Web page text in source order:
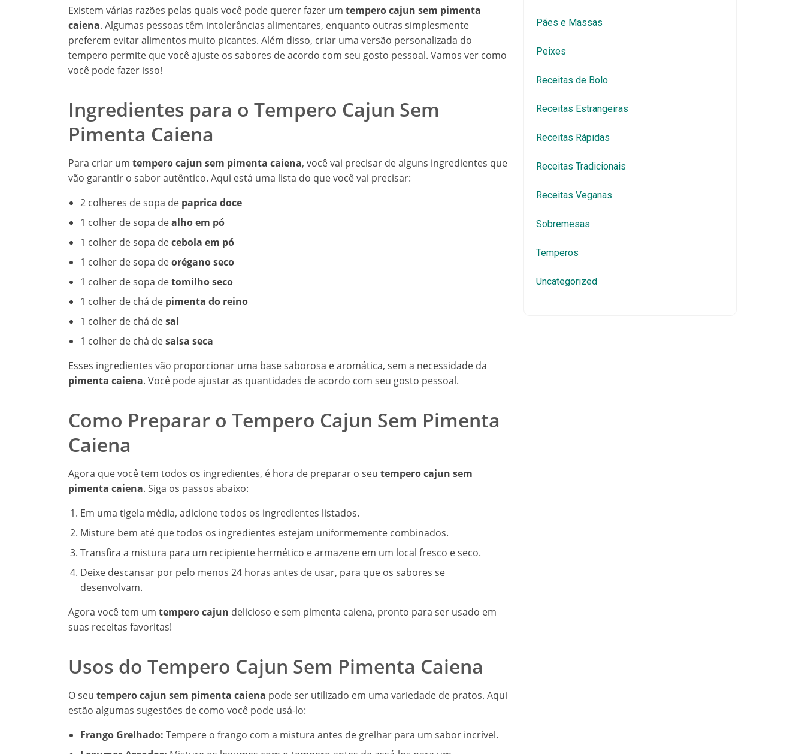
Existem várias razões pelas quais você pode querer fazer um tempero cajun sem pimenta
caiena. Algumas pessoas têm intolerâncias alimentares, enquanto outras simplesmente
preferem evitar alimentos muito picantes. Além disso, criar uma versão personalizada do
tempero permite que você ajuste os sabores de acordo com seu gosto pessoal. Vamos ver como
você pode fazer isso!
Ingredientes para o Tempero Cajun Sem
Pimenta Caiena
Para criar um tempero cajun sem pimenta caiena, você vai precisar de alguns ingredientes que
vão garantir o sabor autêntico. Aqui está uma lista do que você vai precisar:
2 colheres de sopa de paprica doce
1 colher de sopa dealho em pó
1 colher de sopa decebola em pó
1 colher de sopa deorégano seco
1 colher de sopa detomilho seco
1 colher de chá de pimenta do reino
1 colher de chá desal
1 colher de chá desalsa seca
Esses ingredientes vão proporcionar uma base saborosa e aromática, sem a necessidade da
pimenta caiena. Você pode ajustar as quantidades de acordo com seu gosto pessoal.
Como Preparar o Tempero Cajun Sem Pimenta
Caiena
Agora que você tem todos os ingredientes, é hora de preparar o seu tempero cajun sem
pimenta caiena. Siga os passos abaixo:
Em uma tigela média, adicione todos os ingredientes listados.
Misture bem até que todos os ingredientes estejam uniformemente combinados.
Transfira a mistura para um recipiente hermético e armazene em um local fresco e seco.
Deixe descansar por pelo menos 24 horas antes de usar, para que os sabores se
desenvolvam.
Agora você tem um tempero cajun delicioso e sem pimenta caiena, pronto para ser usado em
suas receitas favoritas!
Usos do Tempero Cajun Sem Pimenta Caiena
O seu tempero cajun sem pimenta caiena pode ser utilizado em uma variedade de pratos. Aqui
estão algumas sugestões de como você pode usá-lo:
Frango Grelhado: Tempere o frango com a mistura antes de grelhar para um sabor incrível.
Pães e Massas
Peixes
Receitas de Bolo
Receitas Estrangeiras
Receitas Rápidas
Receitas Tradicionais
Receitas Veganas
Sobremesas
Temperos
Uncategorized